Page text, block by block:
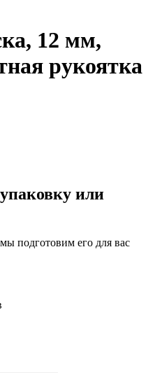
12 мм,
рукоятка
или
подготовим его для вас